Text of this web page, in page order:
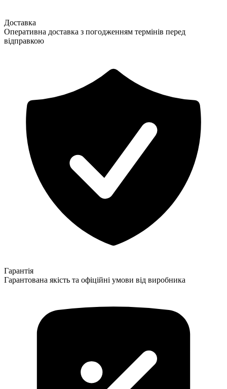
Доставка
Оперативна доставка з погодженням термінів перед
відправкою
Гарантія
Гарантована якість та офіційні умови від виробника